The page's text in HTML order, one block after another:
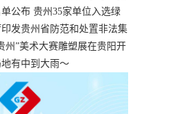
公布 贵州35家单位入选绿
发贵州省防范和处置非法集
州”美术大赛雕塑展在贵阳开
有中到大雨～